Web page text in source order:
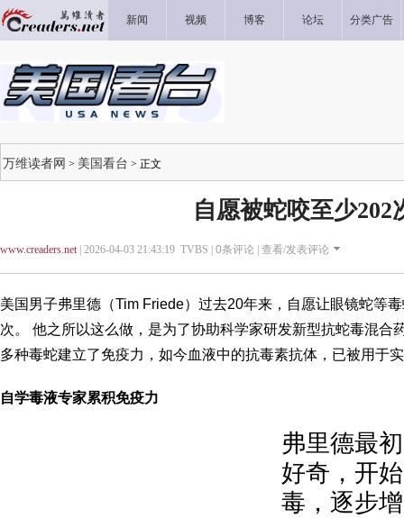
新闻 视频 博客 论坛 分类广告
万维读者网 > 美国看台 > 正文
自愿被蛇咬至少202
www.creaders.net| 2026-04-03 21:43:19 TVBS | 0条评论 | 查看/发表评论
美国男子弗里德（Tim Friede）过去20年来，自愿让眼镜蛇等
次。 他之所以这么做，是为了协助科学家研发新型抗蛇毒混合
多种毒蛇建立了免疫力，如今血液中的抗毒素抗体，已被用于
自学毒液专家累积免疫力
弗里德最
好奇，开
毒，逐步